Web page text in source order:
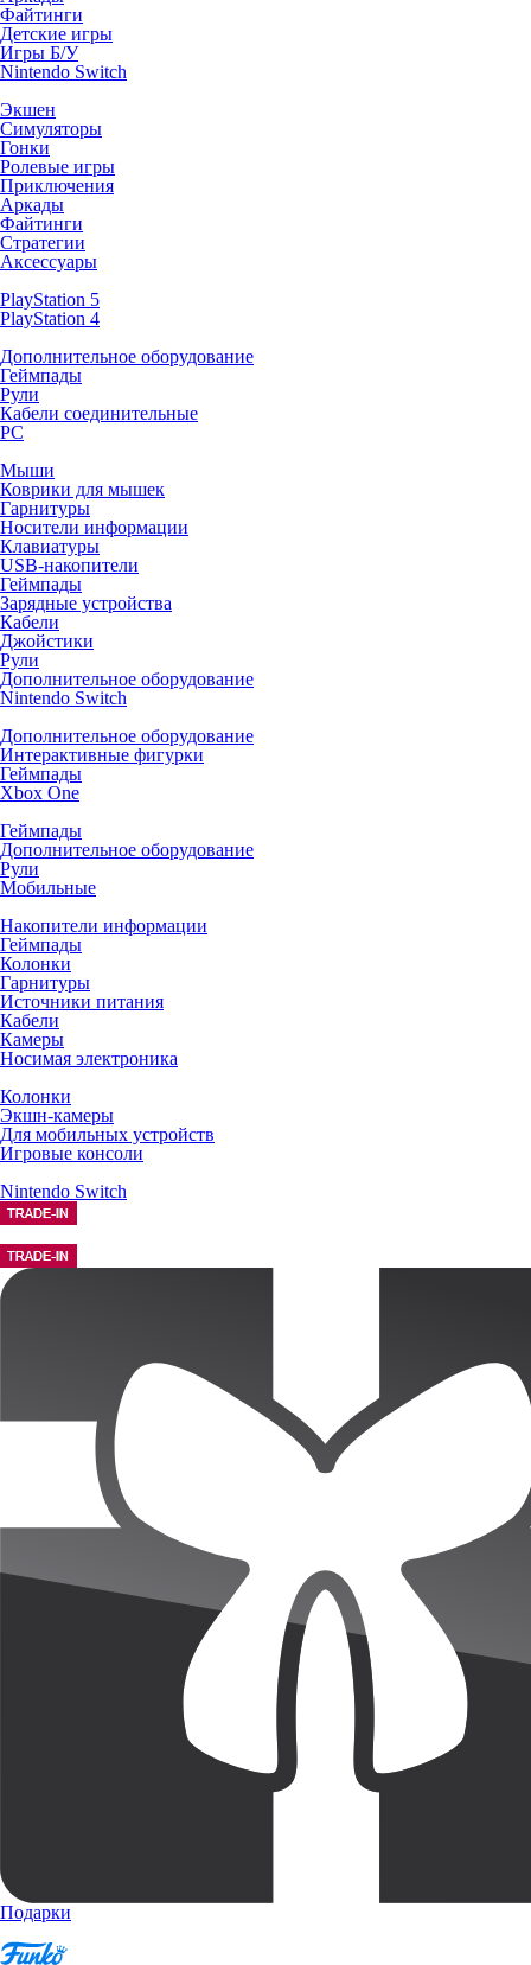
Файтинги
Детские игры
Игры Б/У
Nintendo Switch
Экшен
Симуляторы
Гонки
Ролевые игры
Приключения
Аркады
Файтинги
Стратегии
Аксессуары
PlayStation 5
PlayStation 4
Дополнительное оборудование
Геймпады
Рули
Кабели соединительные
PC
Мыши
Коврики для мышек
Гарнитуры
Носители информации
Клавиатуры
USB-накопители
Геймпады
Зарядные устройства
Кабели
Джойстики
Рули
Дополнительное оборудование
Nintendo Switch
Дополнительное оборудование
Интерактивные фигурки
Геймпады
Xbox One
Геймпады
Дополнительное оборудование
Рули
Мобильные
Накопители информации
Геймпады
Колонки
Гарнитуры
Источники питания
Кабели
Камеры
Носимая электроника
Колонки
Экшн-камеры
Для мобильных устройств
Игровые консоли
Nintendo Switch
Подарки